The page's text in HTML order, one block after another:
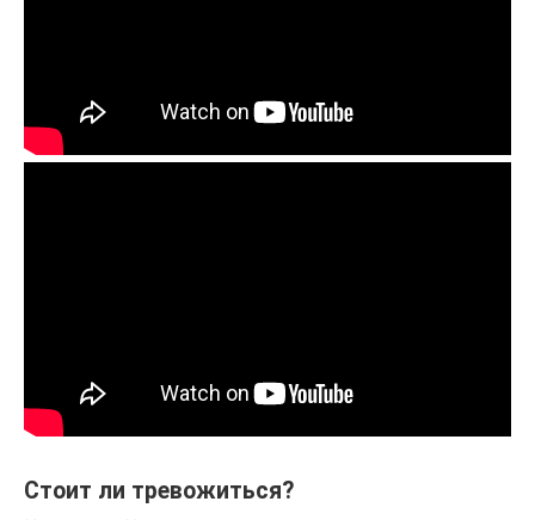
Стоит ли тревожиться?